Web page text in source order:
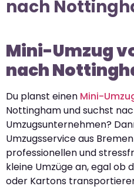
nach
Mini-Umzug
nach
Du planst einen Mini-
Nottingham und suchst
Umzugsunternehmen?
Umzugsservice aus
professionellen und
kleine Umzüge an, egal ob
oder Kartons